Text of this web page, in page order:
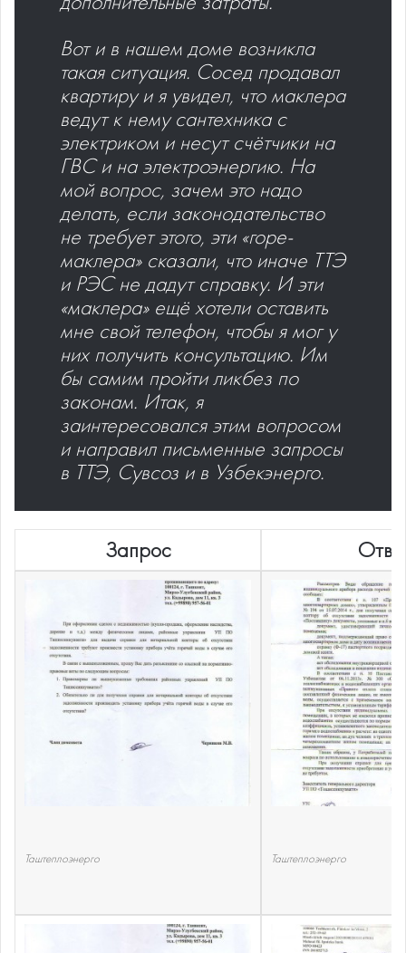
Вот и в нашем доме возникла
такая ситуация. Сосед продавал
квартиру и я увидел, что маклера
ведут к нему сантехника с
электриком и несут счётчики на
ГВС и на электроэнергию. На
мой вопрос, зачем это надо
делать, если законодательство
не требует этого, эти «горе-
маклера» сказали, что иначе ТТЭ
и РЭС не дадут справку. И эти
«маклера» ещё хотели оставить
мне свой телефон, чтобы я мог у
них получить консультацию. Им
бы самим пройти ликбез по
законам. Итак, я
заинтересовался этим вопросом
и направил письменные запросы
в ТТЭ, Сувсоз и в Узбекэнерго.
Запрос
Таштеплоэнерго Таштеплоэнерго